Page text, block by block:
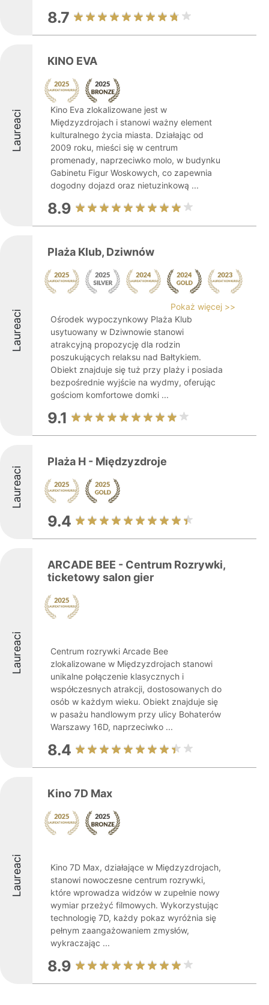
8.7
Laureaci
KINO EVA
Kino Eva zlokalizowane jest w
Międzyzdrojach i stanowi ważny element
kulturalnego życia miasta. Działając od
2009 roku, mieści się w centrum
promenady, naprzeciwko molo, w budynku
Gabinetu Figur Woskowych, co zapewnia
dogodny dojazd oraz nietuzinkową ...
8.9
Laureaci
Plaża Klub, Dziwnów
Pokaż więcej >>
Ośrodek wypoczynkowy Plaża Klub
usytuowany w Dziwnowie stanowi
atrakcyjną propozycję dla rodzin
poszukujących relaksu nad Bałtykiem.
Obiekt znajduje się tuż przy plaży i posiada
bezpośrednie wyjście na wydmy, oferując
gościom komfortowe domki ...
9.1
Laureaci
Plaża H - Międzyzdroje
9.4
Laureaci
ARCADE BEE - Centrum Rozrywki,
ticketowy salon gier
Centrum rozrywki Arcade Bee
zlokalizowane w Międzyzdrojach stanowi
unikalne połączenie klasycznych i
współczesnych atrakcji, dostosowanych do
osób w każdym wieku. Obiekt znajduje się
w pasażu handlowym przy ulicy Bohaterów
Warszawy 16D, naprzeciwko ...
8.4
Laureaci
Kino 7D Max
Kino 7D Max, działające w Międzyzdrojach,
stanowi nowoczesne centrum rozrywki,
które wprowadza widzów w zupełnie nowy
wymiar przeżyć filmowych. Wykorzystując
technologię 7D, każdy pokaz wyróżnia się
pełnym zaangażowaniem zmysłów,
wykraczając ...
8.9